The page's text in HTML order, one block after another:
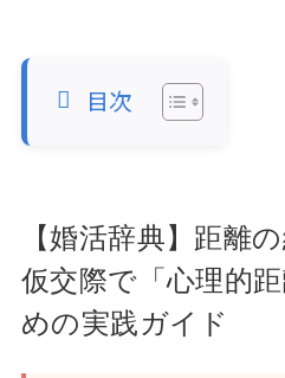
目次
【婚活辞典】距離
仮交際で「心理的
めの実践ガイド